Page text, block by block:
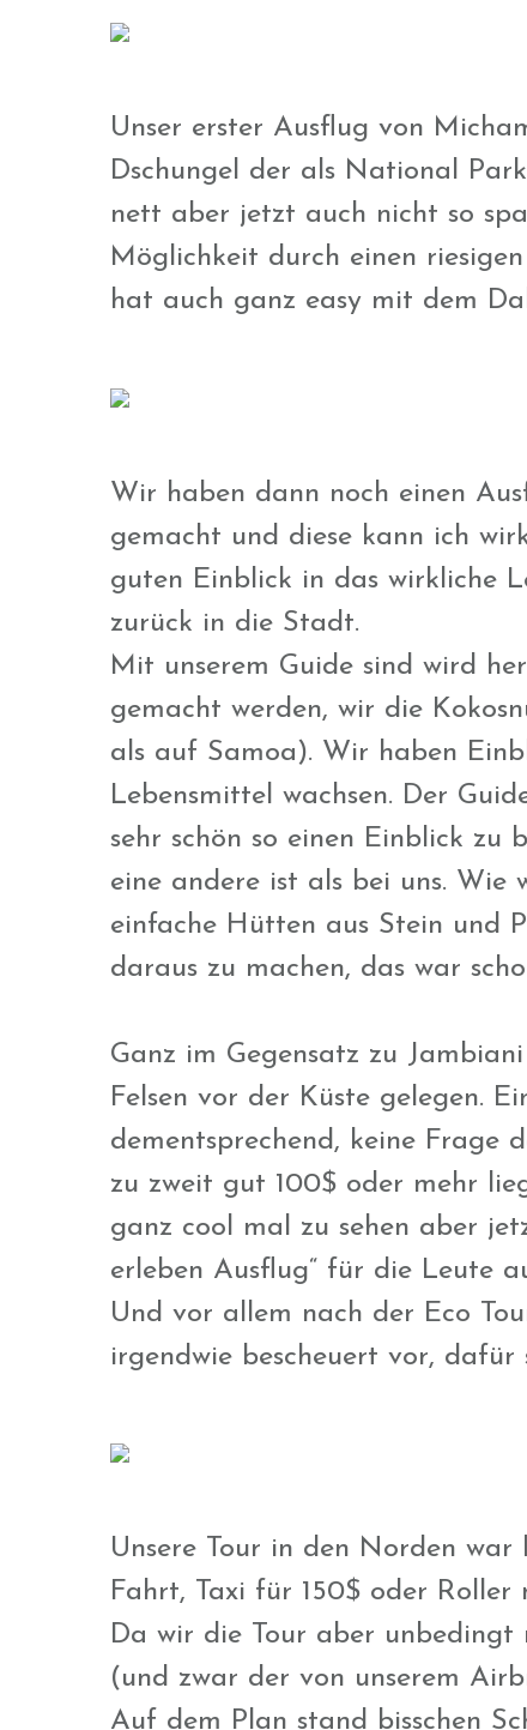
Unser erster Ausflug von
Dschungel der als National
nett aber jetzt auch nicht so
Möglichkeit durch einen
hat auch ganz easy mit dem
Wir haben dann noch einen
gemacht und diese kann ich
guten Einblick in das wirkliche
zurück in die Stadt.
Mit unserem Guide sind wird
gemacht werden, wir die
als auf Samoa). Wir haben
Lebensmittel wachsen. Der
sehr schön so einen Einblick zu
eine andere ist als bei uns. Wie
einfache Hütten aus Stein und
daraus zu machen, das war
Ganz im Gegensatz zu
Felsen vor der Küste gelegen.
dementsprechend, keine Frage
zu zweit gut 100$ oder mehr
ganz cool mal zu sehen aber
erleben Ausflug“ für die Leute
Und vor allem nach der Eco
irgendwie bescheuert vor,
Unsere Tour in den Norden
Fahrt, Taxi für 150$ oder
Da wir die Tour aber unbedingt
(und zwar der von unserem
Auf dem Plan stand bisschen